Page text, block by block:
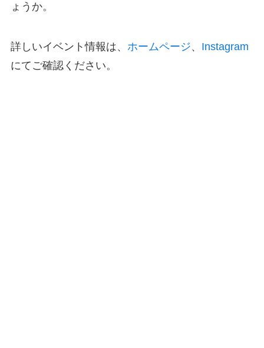
ょうか。
詳しいイベント情報は、 ホームページ、 Instagram
にてご確認ください。